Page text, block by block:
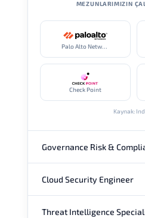
MEZUNLARIMIZIN
Palo Alto Networks
Check Point
Kaynak:
Governance Risk &
YILLIK
Cloud Security Engineer
YILLIK
Threat Intelligence